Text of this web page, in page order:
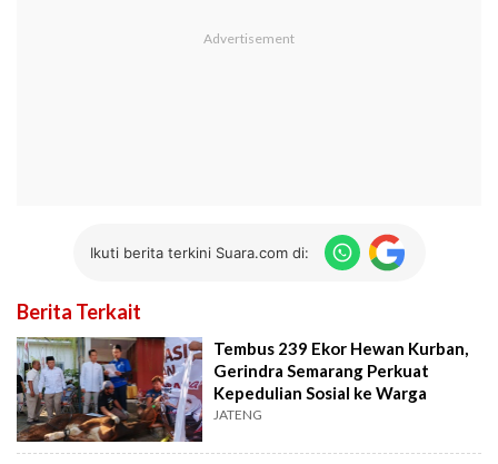
Ikuti berita terkini Suara.com di:
Berita Terkait
Tembus 239 Ekor Hewan Kurban,
Gerindra Semarang Perkuat
Kepedulian Sosial ke Warga
JATENG